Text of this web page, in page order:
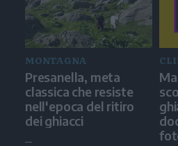
MONTAGNA
Presanella, meta
classica che resiste
nell'epoca del ritiro
dei ghiacci